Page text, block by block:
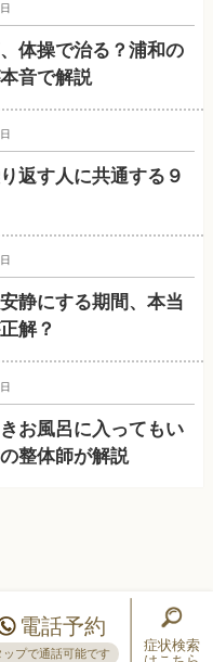
体操で治る？浦和の
音で解説
返す人に共通する９
安静にする期間、本当
解？
お風呂に入ってもい
整体師が解説
電話予約
ップで通話可能です
症状検索